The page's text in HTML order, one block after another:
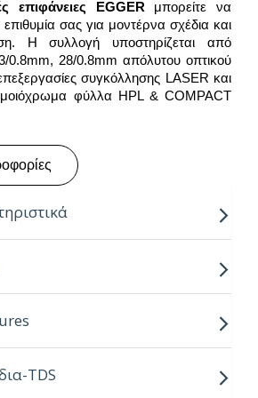
επιφάνειες EGGER μπορείτε να
σας για μοντέρνα σχέδια και
Η συλλογή υποστηρίζεται από
0.8mm, 28/0.8mm απόλυτου οπτικού
συγκόλλησης LASER και
φύλλα HPL & COMPACT
2.07m
TDS